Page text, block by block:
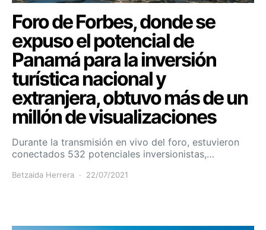
Foro de Forbes, donde se
expuso el potencial de
Panamá para la inversión
turística nacional y
extranjera, obtuvo más de un
millón de visualizaciones
Durante la transmisión en vivo del foro, estuvieron
conectados 532 potenciales inversionistas,…
Betzaida Herrera 22/07/2021